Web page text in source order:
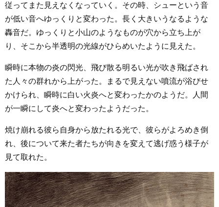
従ってまた見えなくなっていく。その時、シューという音
が低い音へゆっくりと変わった。長く大きいうなるような
轟音だ。ゆっくりと小山のようなものが穴から立ち上が
り、そこから半透明の光線がひらめいたように見えた。
瞬時に本物の炎の閃光、飛び散る明るい光が吹き飛ばされ
た人々の群れから上がった。まるで見えない噴流が浴びせ
かけられ、瞬時に白い火炎へと変わったかのようだ。人間
が一瞬にして炎へと変わったようだった。
焼け崩れる彼ら自身から放たれる光で、彼らがよろめき倒
れ、後について来た者たちが向きを変えて逃げ惑う様子が
見て取れた。